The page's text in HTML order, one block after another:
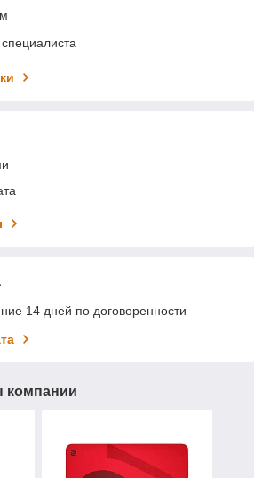
14 дней по договоренности
компании